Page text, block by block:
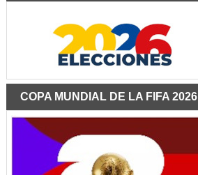
COPA MUNDIAL DE LA FIFA 2026